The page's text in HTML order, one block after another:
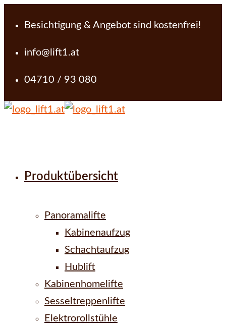
Besichtigung & Angebot sind kostenfrei!
info@lift1.at
04710 / 93 080
Produktübersicht
Panoramalifte
Kabinenaufzug
Schachtaufzug
Hublift
Kabinenhomelifte
Sesseltreppenlifte
Elektrorollstühle